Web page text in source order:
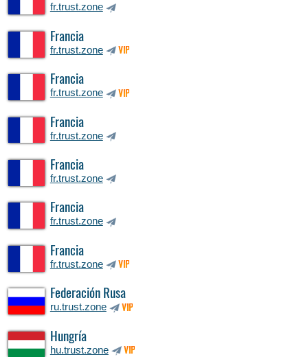
fr.trust.zone
Francia
fr.trust.zone VIP
Francia
fr.trust.zone VIP
Francia
fr.trust.zone
Francia
fr.trust.zone
Francia
fr.trust.zone
Francia
fr.trust.zone VIP
Federación Rusa
ru.trust.zone VIP
Hungría
hu.trust.zone VIP